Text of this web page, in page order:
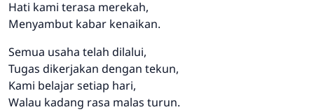
Hati kami terasa merekah,
Menyambut kabar kenaikan.
Semua usaha telah dilalui,
Tugas dikerjakan dengan tekun,
Kami belajar setiap hari,
Walau kadang rasa malas turun.